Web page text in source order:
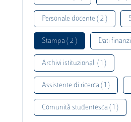
Personale docente ( 2 )
Stampa ( 2 ) Dati
Archivi istituzionali ( 1 )
Assistente di ricerca ( 1 )
Comunità studentesca ( 1 )